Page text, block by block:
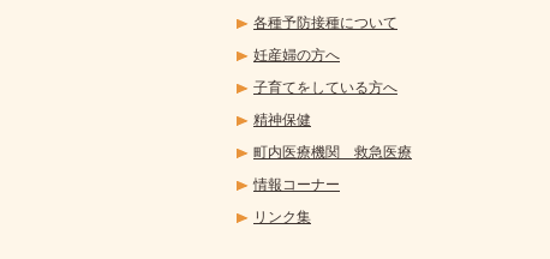
各種予防接種について
妊産婦の方へ
子育てをしている方へ
精神保健
町内医療機関 救急医療
情報コーナー
リンク集